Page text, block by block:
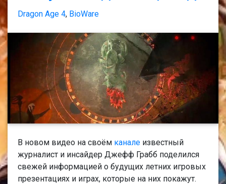
Dragon Age 4, BioWare
В новом видео на своём канале известный
журналист и инсайдер Джефф Грабб поделился
свежей информацией о будущих летних игровых
презентациях и играх, которые на них покажут.